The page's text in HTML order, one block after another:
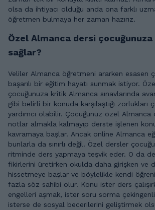
olsa da ihtiyacı olduğu anda ona farklı
öğretmen bulmaya her zaman hazırız.
Özel Almanca dersi çocuğunuza
sağlar?
Veliler Almanca öğretmeni ararken esasen
başarılı bir eğitim hayatı sunmak istiyor. Özel ders hizmeti,
çocuğunuza kritik Almanca sınavlarında
gibi belirli bir konuda karşılaştığı zorlukları
yardımcı olabilir. Çocuğunuz özel Almanca dersleriyle daha iyi
notlar almakla kalmayıp derste işlenen
kavramaya başlar. Ancak online Almanca
bunlarla da sınırlı değil. Özel dersler çocuğunuzu kendi
ritminde ders yapmaya teşvik eder. O da
fikirlerini üretirken okulda daha girişken ve
hissetmeye başlar ve böylelikle kendi
fazla söz sahibi olur. Konu ister ders çalışırken takıldığı
engelleri aşmak, ister soru sorma
isterse de sosyal becerilerini geliştirmek